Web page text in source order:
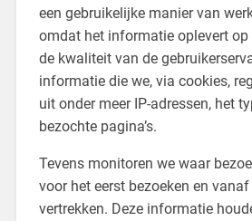
een gebruikelijke manier van
omdat het informatie oplevert
de kwaliteit van de
informatie die we, via cookies,
uit onder meer IP-adressen, het
bezochte pagina’s.
Tevens monitoren we waar
voor het eerst bezoeken en
vertrekken. Deze informatie